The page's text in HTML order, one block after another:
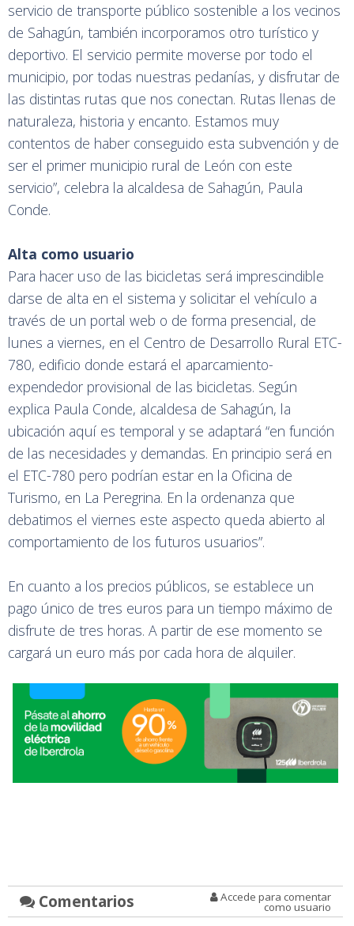
servicio de transporte público sostenible a los vecinos
de Sahagún, también incorporamos otro turístico y
deportivo. El servicio permite moverse por todo el
municipio, por todas nuestras pedanías, y disfrutar de
las distintas rutas que nos conectan. Rutas llenas de
naturaleza, historia y encanto. Estamos muy
contentos de haber conseguido esta subvención y de
ser el primer municipio rural de León con este
servicio”, celebra la alcaldesa de Sahagún, Paula
Conde.
Alta como usuario
Para hacer uso de las bicicletas será imprescindible
darse de alta en el sistema y solicitar el vehículo a
través de un portal web o de forma presencial, de
lunes a viernes, en el Centro de Desarrollo Rural ETC-
780, edificio donde estará el aparcamiento-
expendedor provisional de las bicicletas. Según
explica Paula Conde, alcaldesa de Sahagún, la
ubicación aquí es temporal y se adaptará “en función
de las necesidades y demandas. En principio será en
el ETC-780 pero podrían estar en la Oficina de
Turismo, en La Peregrina. En la ordenanza que
debatimos el viernes este aspecto queda abierto al
comportamiento de los futuros usuarios”.
En cuanto a los precios públicos, se establece un
pago único de tres euros para un tiempo máximo de
disfrute de tres horas. A partir de ese momento se
cargará un euro más por cada hora de alquiler.
Comentarios Accede para comentar
como usuario